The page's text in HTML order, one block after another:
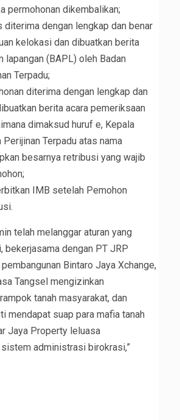
permohonan dikembalikan;
diterima dengan lengkap dan benar
kelokasi dan dibuatkan berita
lapangan (BAPL) oleh Badan
Terpadu;
diterima dengan lengkap dan
berita acara pemeriksaan
dimaksud huruf e, Kepala
Perijinan Terpadu atas nama
besarnya retribusi yang wajib
IMB setelah Pemohon
telah melanggar aturan yang
bekerjasama dengan PT JRP
Bintaro Jaya Xchange,
Tangsel mengizinkan
tanah masyarakat, dan
mendapat suap para mafia tanah
Jaya Property leluasa
administrasi birokrasi,”